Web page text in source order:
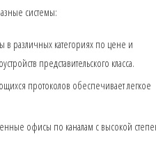
системы:
в различных категориях по цене и
представительского класса.
протоколов обеспечивает легкое
офисы по каналам с высокой